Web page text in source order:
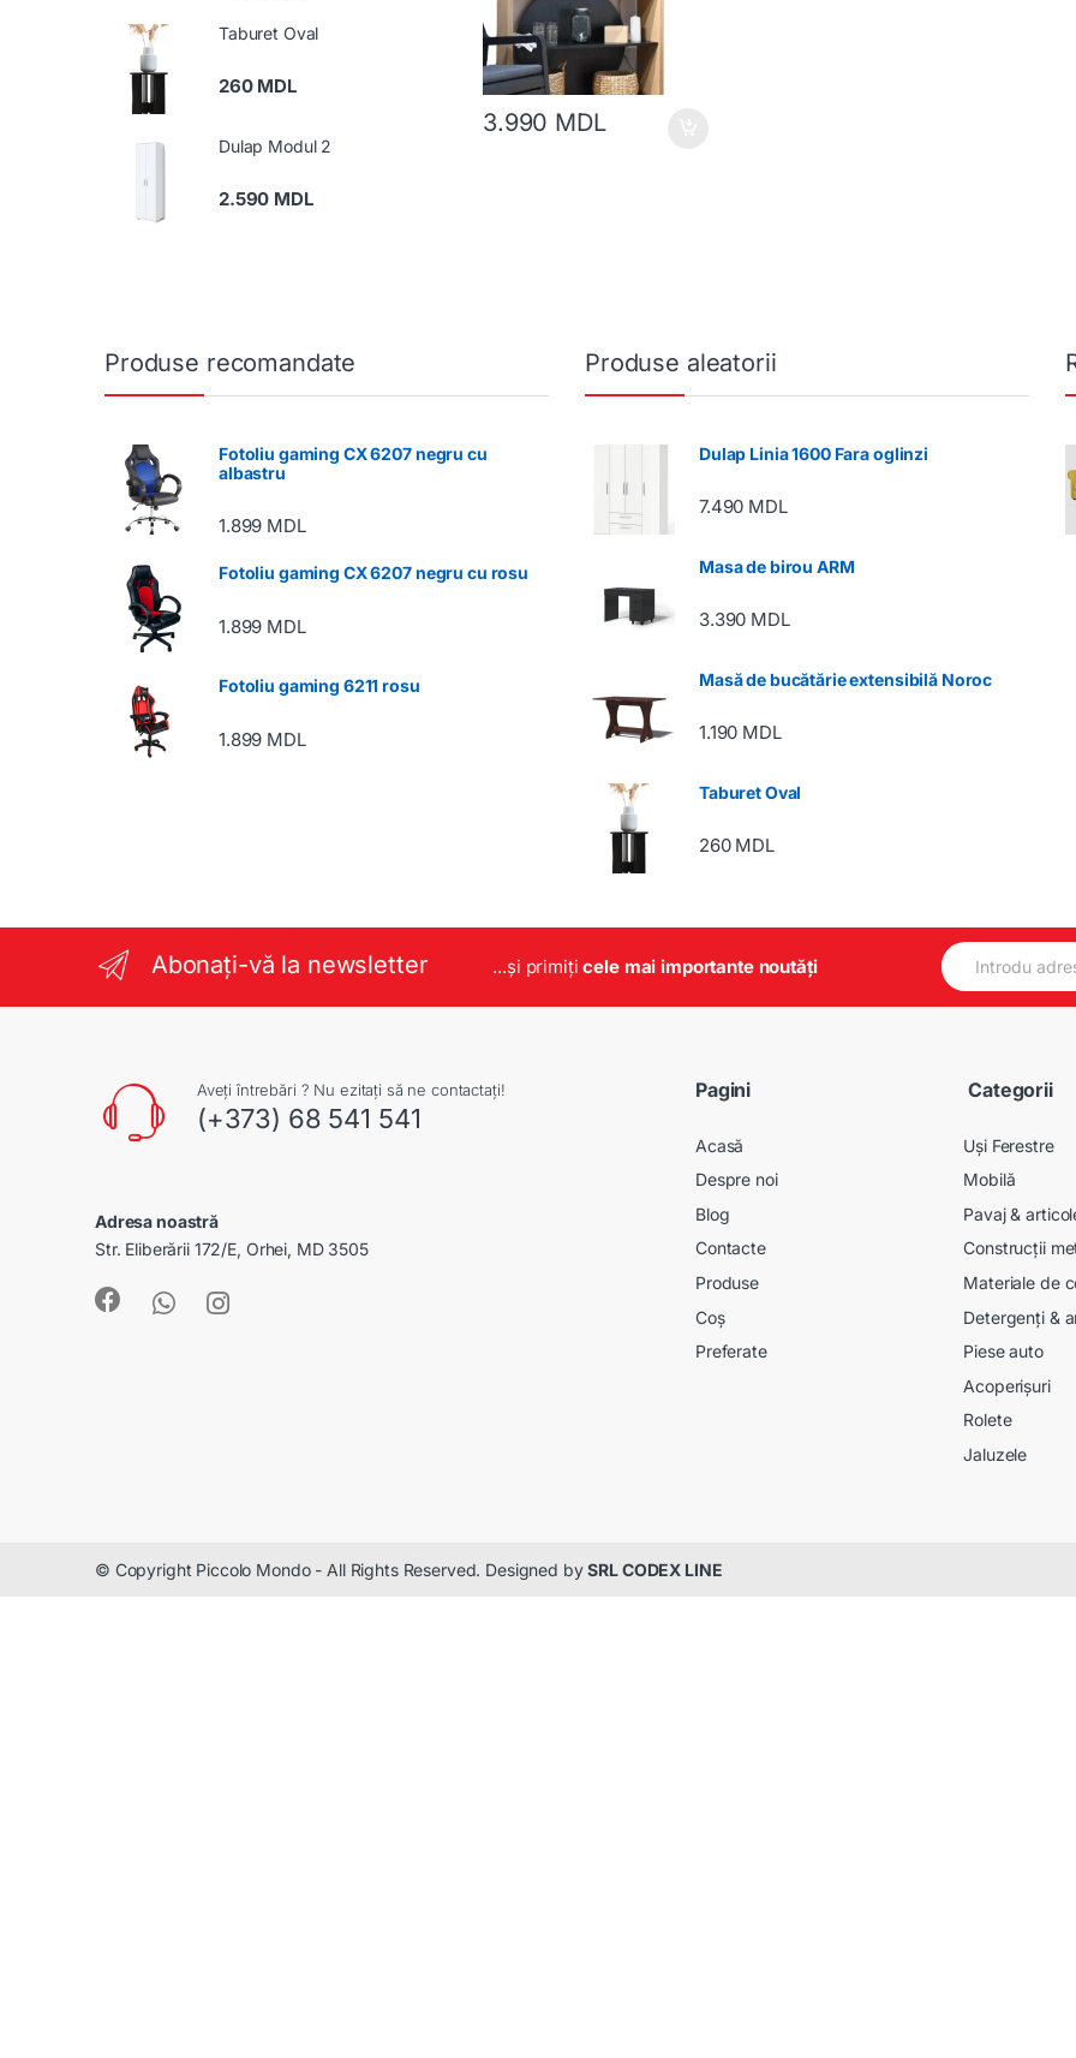
3.990 MDL
Taburet Oval
260 MDL
Dulap Modul 2
2.590 MDL
Produse recomandate
Fotoliu gaming CX 6207 negru cu
albastru
1.899 MDL
Fotoliu gaming CX 6207 negru cu rosu
1.899 MDL
Fotoliu gaming 6211 rosu
1.899 MDL
Produse aleatorii
Dulap Linia 1600 Fara oglinzi
7.490 MDL
Masa de birou ARM
3.390 MDL
Masă de bucătărie extensibilă Noroc
1.190 MDL
Taburet Oval
260 MDL
Abonați-vă la newsletter ...și primițicele mai importante noutăți
E
m
Aveți întrebări ? Nu ezitați să ne contactați!
(+373) 68 541 541
Adresa noastră
Str. Eliberării 172/E, Orhei, MD 3505
Pagini
Acasă
Despre noi
Blog
Contacte
Produse
Coș
Preferate
Categorii
Uși Ferestre
Mobilă
Pavaj &
Construcții
Materiale de
Detergenți &
Piese auto
Acoperișuri
Rolete
Jaluzele
© Copyright Piccolo Mondo - All Rights Reserved. Designed bySRL CODEX LINE